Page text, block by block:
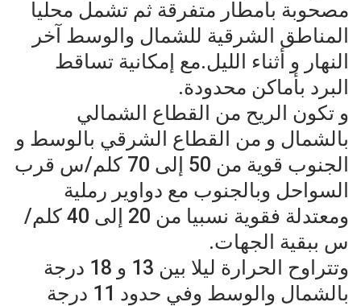
مصحوبة بأمطار متفرقة ثم تشمل محليا
المناطق الشرقية للشمال والوسط آخر
النهار و أثناء الليل.مع إمكانية تساقط
البرد بأماكن محدودة.
و تكون الريح من القطاع الشمالي
بالشمال و من القطاع الشرقي بالوسط و
الجنوب قوية من 50 إلى 70 كلم/س قرب
السواحل وبالجنوب مع دواوير رملية
ومعتدلة فقوية نسبيا من 20 إلى 40 كلم/
س ببقية الجهات.
وتتراوح الحرارة ليلا بين 13 و 18 درجة
بالشمال والوسط وفي حدود 11 درجة